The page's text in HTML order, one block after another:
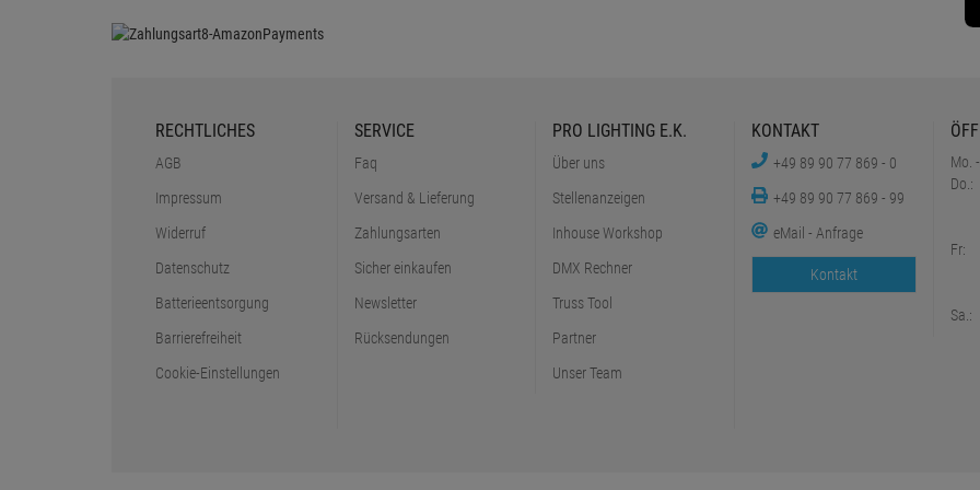
RECHTLICHES
AGB
Impressum
Widerruf
Datenschutz
Batterieentsorgung
Barrierefreiheit
Cookie-Einstellungen
SERVICE
Faq
Versand & Lieferung
Zahlungsarten
Sicher einkaufen
Newsletter
Rücksendungen
PRO LIGHTING E.K.
Über uns
Stellenanzeigen
Inhouse Workshop
DMX Rechner
Truss Tool
Partner
Unser Team
KONTAKT
+49 89 90 77 869 - 0
+49 89 90 77 869 - 99
eMail - Anfrage
Kontakt
Mo. -
Do.:
Fr:
Sa.: